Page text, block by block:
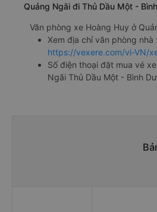
Quảng Ngãi đi Thủ Dầu Một -
Văn phòng xe Hoàng Huy ở
Xem địa chỉ văn phòng nhà
https://vexere.com/vi-VN/
Số điện thoại đặt mua vé
Ngãi Thủ Dầu Một - Bình